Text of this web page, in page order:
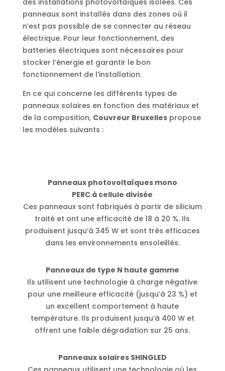
des installations photovoltaïques isolées. Ces
panneaux sont installés dans des zones où il
n’est pas possible de se connecter au réseau
électrique. Pour leur fonctionnement, des
batteries électriques sont nécessaires pour
stocker l’énergie et garantir le bon
fonctionnement de l’installation.
En ce qui concerne les différents types de
panneaux solaires en fonction des matériaux et
de la composition, Couvreur Bruxellespropose
les modèles suivants :
Panneaux photovoltaïques mono
PERC à cellule divisée
Ces panneaux sont fabriqués à partir de silicium
traité et ont une efficacité de 18 à 20 %. Ils
produisent jusqu’à 345 W et sont très efficaces
dans les environnements ensoleillés.
Panneaux de type N haute gamme
Ils utilisent une technologie à charge négative
pour une meilleure efficacité (jusqu’à 23 %) et
un excellent comportement à haute
température. Ils produisent jusqu’à 400 W et
offrent une faible dégradation sur 25 ans.
Panneaux solaires SHINGLED